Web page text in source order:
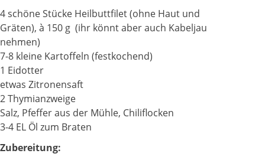
4 schöne Stücke Heilbuttfilet (ohne Haut und
Gräten), à 150 g (ihr könnt aber auch Kabeljau
nehmen)
7-8 kleine Kartoffeln (festkochend)
1 Eidotter
etwas Zitronensaft
2 Thymianzweige
Salz, Pfeffer aus der Mühle, Chiliflocken
3-4 EL Öl zum Braten
Zubereitung: